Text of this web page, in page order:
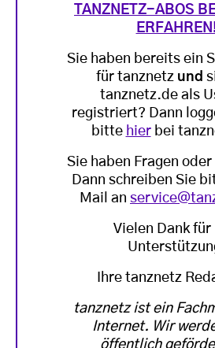
TANZNETZ-ABOS
Sie haben bereits ein
für tanznetz und
tanznetz.de als
registriert? Dann
bitte hierbei
Sie haben Fragen
Dann schreiben Sie
Mail an
Vielen Dank für
Ihre tanznetz
tanznetz ist ein
Internet. Wir
öffentlich